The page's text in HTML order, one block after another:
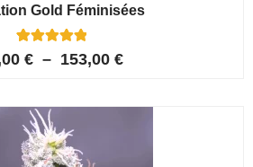
Gold Féminisées
Noté
5.00
6
notations
client
€ – 153,00 €